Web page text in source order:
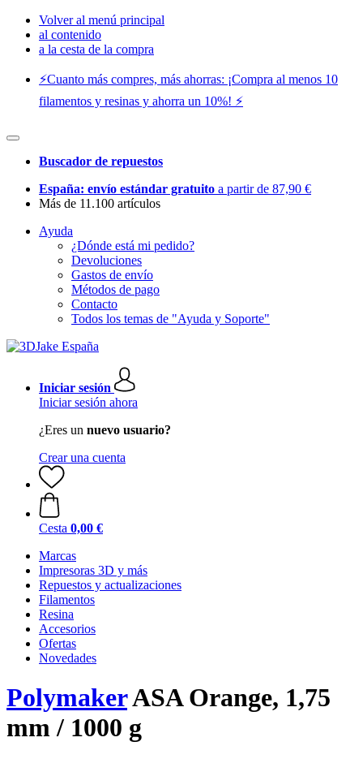
Volver al menú principal
al contenido
a la cesta de la compra
⚡️Cuanto más compres, más ahorras: ¡Compra al menos 10
filamentos y resinas y ahorra un 10%! ⚡️
Buscador de repuestos
España: envío estándar gratuito a partir de 87,90 €
Más de 11.100 artículos
Ayuda
¿Dónde está mi pedido?
Devoluciones
Gastos de envío
Métodos de pago
Contacto
Todos los temas de "Ayuda y Soporte"
Iniciar sesión
Iniciar sesión ahora
¿Eres un nuevo usuario?
Crear una cuenta
Cesta 0,00 €
Marcas
Impresoras 3D y más
Repuestos y actualizaciones
Filamentos
Resina
Accesorios
Ofertas
Novedades
PolymakerASA Orange, 1,75
mm / 1000 g